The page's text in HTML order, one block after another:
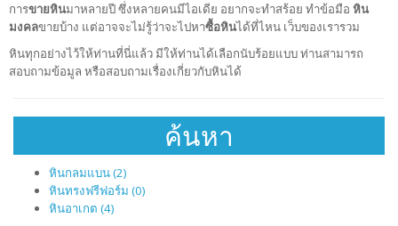
การขายหินมาหลายปี ซึ่งหลายคนมีไอเดีย อยากจะทำสร้อย ทำข้อมือ หิน
มงคลขายบ้าง แต่อาจจะไม่รู้ว่าจะไปหาซื้อหินได้ที่ไหน เว็บของเรารวม
หินทุกอย่างไว้ให้ท่านที่นี่แล้ว มีให้ท่านได้เลือกนับร้อยแบบ ท่านสามารถ
สอบถามข้อมูล หรือสอบถามเรื่องเกี่ยวกับหินได้
ค้นหา
หินกลมแบน (2)
หินทรงฟรีฟอร์ม (0)
หินอาเกต (4)